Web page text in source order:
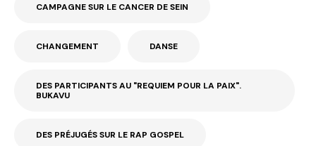
CAMPAGNE SUR LE CANCER DE SEIN
CHANGEMENT DANSE
DES PARTICIPANTS AU "REQUIEM POUR LA PAIX".
BUKAVU
DES PRÉJUGÉS SUR LE RAP GOSPEL